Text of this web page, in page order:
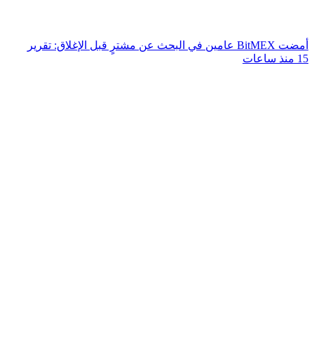
أمضت BitMEX عامين في البحث عن مشترٍ قبل الإغلاق: تقرير
15 منذ ساعات